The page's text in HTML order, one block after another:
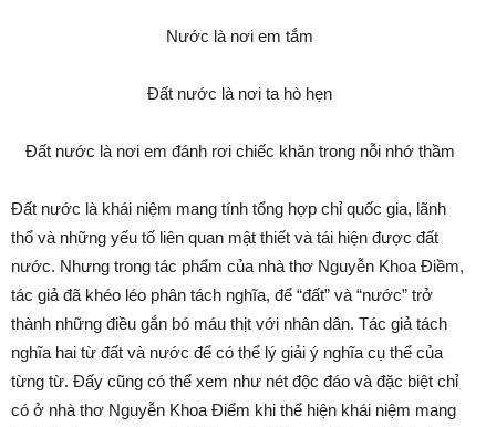
Nước là nơi em tắm
Đất nước là nơi ta hò hẹn
Đất nước là nơi em đánh rơi chiếc khăn trong nỗi nhớ thầm
Đất nước là khái niệm mang tính tổng hợp chỉ quốc gia, lãnh
thổ và những yếu tố liên quan mật thiết và tái hiện được đất
nước. Nhưng trong tác phẩm của nhà thơ Nguyễn Khoa Điềm,
tác giả đã khéo léo phân tách nghĩa, để “đất” và “nước” trở
thành những điều gắn bó máu thịt với nhân dân. Tác giả tách
nghĩa hai từ đất và nước để có thể lý giải ý nghĩa cụ thể của
từng từ. Đấy cũng có thể xem như nét độc đáo và đặc biệt chỉ
có ở nhà thơ Nguyễn Khoa Điểm khi thể hiện khái niệm mang